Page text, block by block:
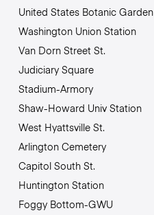
United States Botanic Garden
Washington Union Station
Van Dorn Street St.
Judiciary Square
Stadium-Armory
Shaw-Howard Univ Station
West Hyattsville St.
Arlington Cemetery
Capitol South St.
Huntington Station
Foggy Bottom-GWU